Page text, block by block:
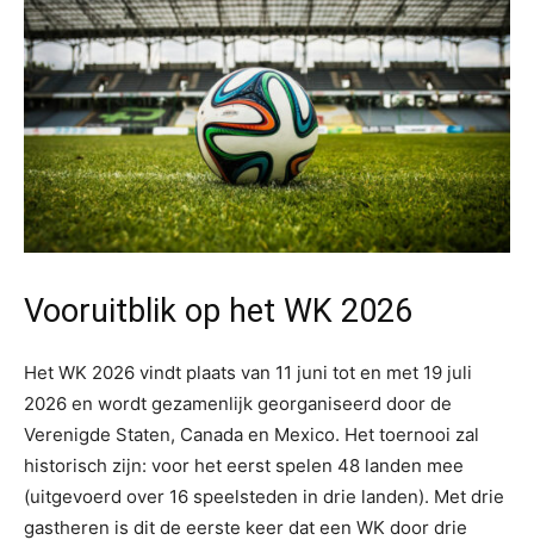
Vooruitblik op het WK 2026
Het WK 2026 vindt plaats van 11 juni tot en met 19 juli
2026 en wordt gezamenlijk georganiseerd door de
Verenigde Staten, Canada en Mexico. Het toernooi zal
historisch zijn: voor het eerst spelen 48 landen mee
(uitgevoerd over 16 speelsteden in drie landen). Met drie
gastheren is dit de eerste keer dat een WK door drie